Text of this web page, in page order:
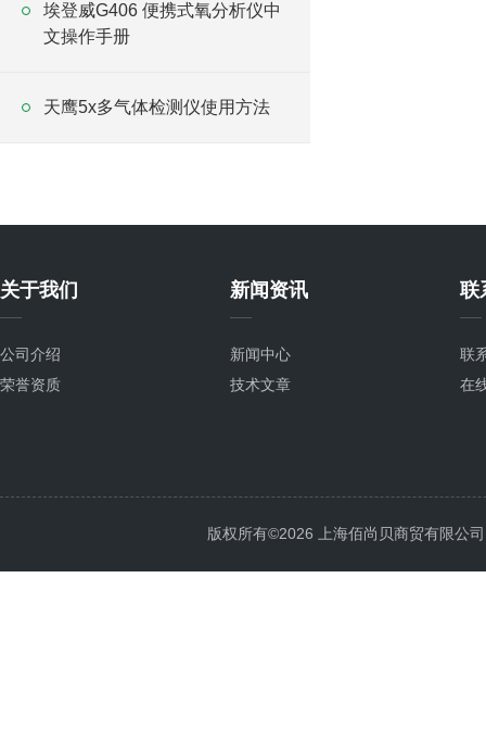
埃登威G406 便携式氧分析仪中
文操作手册
天鹰5x多气体检测仪使用方法
关于我们
公司介绍
荣誉资质
新闻资讯
新闻中心
技术文章
联
联
在
版权所有©2026 上海佰尚贝商贸有限公